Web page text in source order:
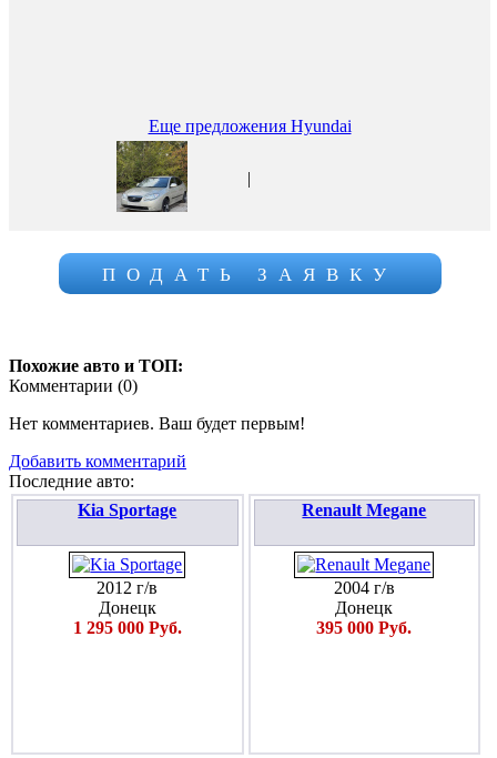
Еще предложения Hyundai
|
ПОДАТЬ ЗАЯВКУ
Похожие авто и ТОП:
Комментарии (0)
Нет комментариев. Ваш будет первым!
Добавить комментарий
Последние авто:
Kia Sportage
2012 г/в
Донецк
1 295 000 Руб.
Renault Megane
2004 г/в
Донецк
395 000 Руб.